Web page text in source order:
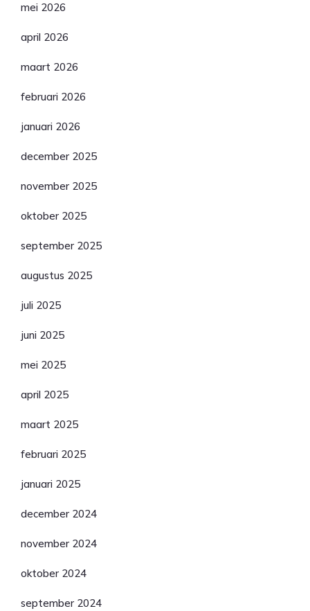
mei 2026
april 2026
maart 2026
februari 2026
januari 2026
december 2025
november 2025
oktober 2025
september 2025
augustus 2025
juli 2025
juni 2025
mei 2025
april 2025
maart 2025
februari 2025
januari 2025
december 2024
november 2024
oktober 2024
september 2024